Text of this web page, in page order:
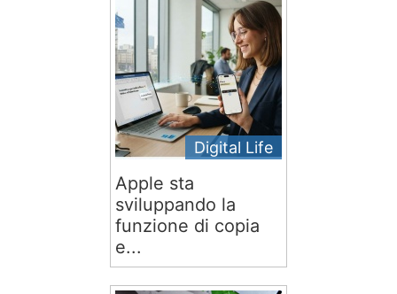
Digital Life
Apple sta
sviluppando la
funzione di copia
e...